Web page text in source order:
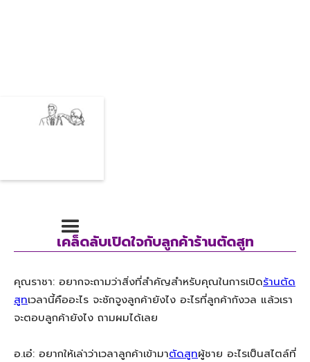
เคล็ดลับเปิดใจกับลูกค้าร้านตัดสูท
คุณราชา: อยากจะถามว่าสิ่งที่สำคัญสำหรับคุณในการเปิดร้านตัด
สูทเวลานี้คืออะไร จะชักจูงลูกค้ายังไง อะไรที่ลูกค้ากังวล แล้วเรา
จะตอบลูกค้ายังไง ถามผมได้เลย
อ.เอ๋: อยากให้เล่าว่าเวลาลูกค้าเข้ามาตัดสูทผู้ชาย อะไรเป็นสไตล์ที่